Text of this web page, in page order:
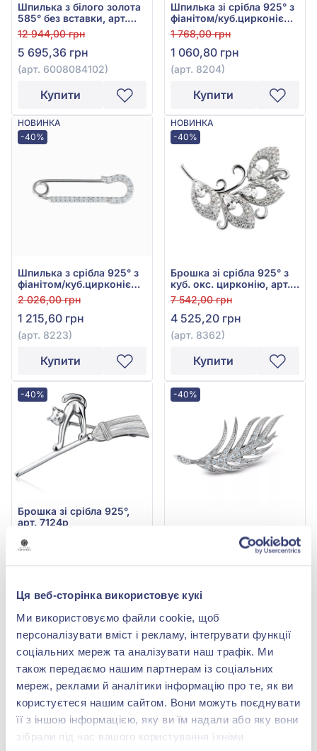
Ця веб-сторінка використовує кукі
Ми використовуємо файли cookie, щоб
персоналізувати вміст і рекламу, інтегрувати функції
соціальних мереж та аналізувати наш трафік. Ми
також передаємо нашим партнерам із соціальних
мереж, реклами й аналітики інформацію про те, як ви
користуєтеся нашим сайтом. Вони можуть поєднувати
її з іншою інформацією, яку ви їм надали або яку вони
зібрали під час вашого користування їхніми
Шпилька з білого золота
585° без вставки, арт.
6008084102
12 944,00 грн
5 695,36 грн
(арт. 6008084102)
Купити
Шпилька зі срібла 925° з
фіанітом/куб.цирконієм,
арт. 8204
1 768,00 грн
1 060,80 грн
(арт. 8204)
Купити
НОВИНКА
-40%
Шпилька з срібла 925° з
фіанітом/куб.цирконієм,
арт. 8223
2 026,00 грн
1 215,60 грн
(арт. 8223)
Купити
НОВИНКА
-40%
Брошка зі срібла 925° з
куб. окс. цирконію, арт.
8362
7 542,00 грн
4 525,20 грн
(арт. 8362)
Купити
-40%
Брошка зі срібла 925°,
арт. 7124р
6 138,00 грн
Купити
-40%
Брошка зі срібла 925° з
фіанітом/куб.цирконієм,
(арт. 7105р)
Купити
-40%